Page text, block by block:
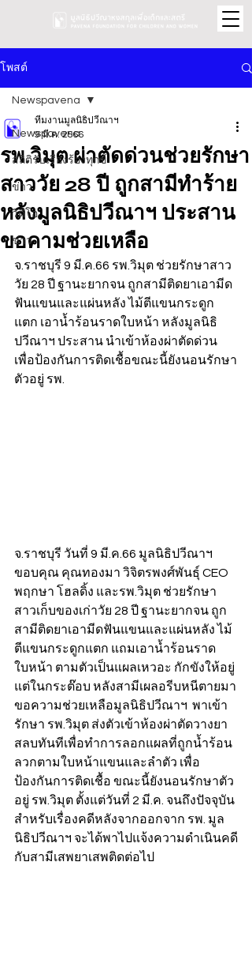
โพสต์
Newspavena
สถิติรับเรื่องร้องทุกข์
ข่าว
วิดีโอ
ข่าว
Newspavena
รพ.วิมุต ผ่าตัดด่วนช่วยรักษา
สาววัย 28 ปี ถูกสามีทำร้าย
หลังมูลนิธิปวีณาฯ ประสาน
ขอคามช่วยเหลือ
ทีมงานมูลนิธิปวีณาฯ
9 มี.ค. 2566
จ.ราชบุรี 9 มี.ค.66 รพ.วิมุต ช่วยรักษาสาว
วัย 28 ปี ฐานะยากจน ถูกสามีติดยาเอามีด
ฟันแขนและแผ่นหลัง ไม้ตีแขนกระดูก
แตก เอาน้ำร้อนราดใบหน้า หลังมูลนิธิ
ปวีณาฯ ประสาน นำเข้าห้องผ่าตัดด่วน
เพื่อป้องกันการติดเชื้อขณะนี้ยังนอนรักษา
ตัวอยู่ รพ.
จ.ราชบุรี วันที่ 9 มี.ค.66 มูลนิธิปวีณาฯ
ขอบคุณ คุณทองมา วิจิตรพงศ์พันธุ์ CEO
พฤกษา โฮลดิ้ง และรพ.วิมุต ช่วยรักษา
สาวเก็บของเก่าวัย 28 ปี ฐานะยากจน ถูก
สามีติดยาเอามีดฟันแขนและแผ่นหลัง ไม้
ตีแขนกระดูกแตก แถมเอาน้ำร้อนราด
ใบหน้า ตามตัวเป็นแผลเหวอะ กักขังให้อยู่
แต่ในกระต๊อบ หลังสามีเผลอรีบหนีตายมา
ขอความช่วยเหลือมูลนิธิปวีณาฯ  พาเข้า
รักษา รพ.วิมุต ส่งตัวเข้าห้องผ่าตัดวางยา
สลบทันทีเพื่อทำการลอกแผลที่ถูกน้ำร้อน
ลวกตามใบหน้าแขนและลำตัว เพื่อ
ป้องกันการติดเชื้อ ขณะนี้ยังนอนรักษาตัว
อยู่ รพ.วิมุต ตั้งแต่วันที่ 2 มี.ค. จนถึงปัจจุบัน
สำหรับเรื่องคดีหลังจากออกจาก รพ. มูล
นิธิปวีณาฯ จะได้พาไปแจ้งความดำเนินคดี
กับสามีเสพยาเสพติดต่อไป